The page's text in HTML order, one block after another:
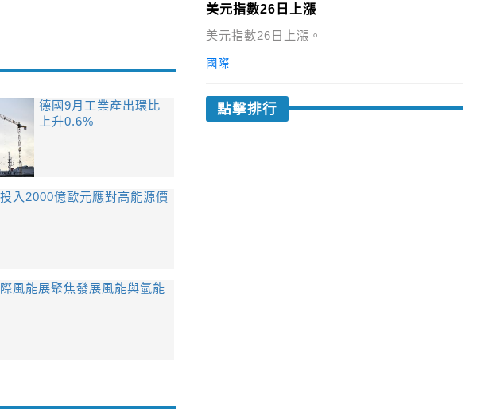
德國9月工業產出環比
上升0.6%
入2000億歐元應對高能源價
風能展聚焦發展風能與氫能
美元指數26日上漲
美元指數26日上漲。
國際
點擊排行